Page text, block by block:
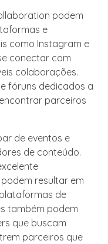
podem
e
como Instagram e
conectar com
colaborações.
fóruns dedicados a
parceiros
de eventos e
de conteúdo.
resultar em
de
também podem
que buscam
parceiros que